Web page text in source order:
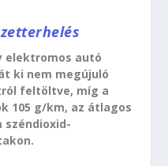
elektromos autó
ki nem megújuló
feltöltve, míg a
105 g/km, az átlagos
széndioxid-